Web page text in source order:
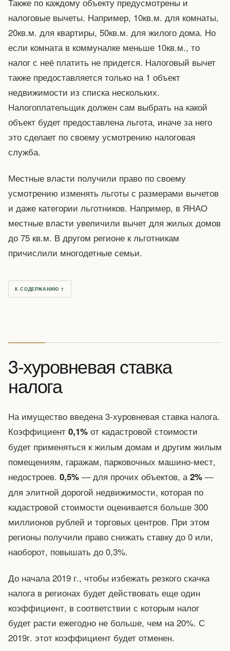
налоговые вычеты. Например, 10кв.м. для комнаты,
20кв.м. для квартиры, 50кв.м. для жилого дома. Но
если комната в коммуналке меньше 10кв.м., то
налог с неё платить не придется. Налоговый вычет
также предоставляется только на 1 объект
недвижимости из списка нескольких.
Налогоплательщик должен сам выбрать на какой
объект будет предоставлена льгота, иначе за него
это сделает по своему усмотрению налоговая
служба.
Местные власти получили право по своему
усмотрению изменять льготы с размерами вычетов
и даже категории льготников. Например, в ЯНАО
местные власти увеличили вычет для жилых домов
до 75 кв.м. В другом регионе к льготникам
причислили многодетные семьи.
К СОДЕРЖАНИЮ ↑
3-хуровневая ставка
налога
На имущество введена 3-хуровневая ставка налога.
Коэффициент 0,1% от кадастровой стоимости
будет применяться к жилым домам и другим жилым
помещениям, гаражам, парковочных машино-мест,
недостроев. 0,5% — для прочих объектов, а 2% —
для элитной дорогой недвижимости, которая по
кадастровой стоимости оценивается больше 300
миллионов рублей и торговых центров. При этом
регионы получили право снижать ставку до 0 или,
наоборот, повышать до 0,3%.
До начала 2019 г., чтобы избежать резкого скачка
налога в регионах будет действовать еще один
коэффициент, в соответствии с которым налог
будет расти ежегодно не больше, чем на 20%. С
2019г. этот коэффициент будет отменен.